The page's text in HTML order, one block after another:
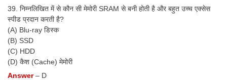
39. निम्नलिखित में से कौन सी मेमोरी SRAM से बनी होती है और बहुत उच्च एक्सेस
स्पीड प्रदान करती है?
(A) Blu-ray डिस्क
(B) SSD
(C) HDD
(D) कैश (Cache) मेमोरी
Answer– D